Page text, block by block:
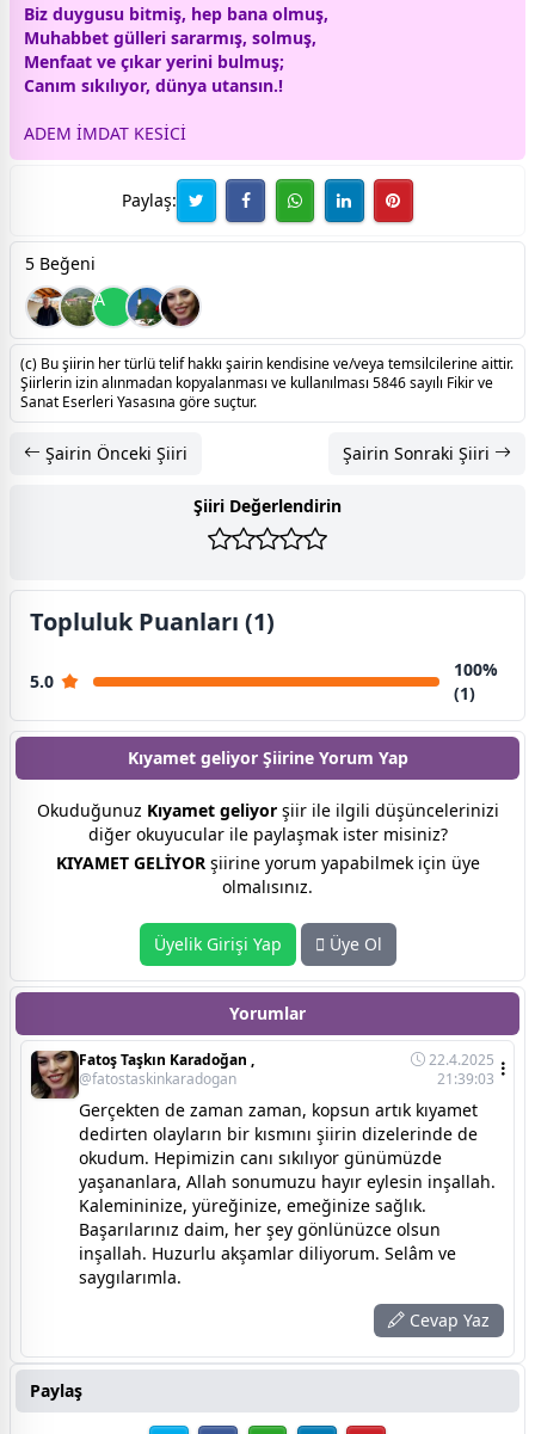
Biz duygusu bitmiş, hep bana olmuş,
Muhabbet gülleri sararmış, solmuş,
Menfaat ve çıkar yerini bulmuş;
Canım sıkılıyor, dünya utansın.!
ADEM İMDAT KESİCİ
Paylaş:
5 Beğeni
A
(c) Bu şiirin her türlü telif hakkı şairin kendisine ve/veya temsilcilerine aittir.
Şiirlerin izin alınmadan kopyalanması ve kullanılması 5846 sayılı Fikir ve
Sanat Eserleri Yasasına göre suçtur.
Şairin Önceki Şiiri Şairin Sonraki Şiiri
Şiiri Değerlendirin
Topluluk Puanları (1)
5.0
100%
(1)
Kıyamet geliyor Şiirine Yorum Yap
Okuduğunuz Kıyamet geliyorşiir ile ilgili düşüncelerinizi
diğer okuyucular ile paylaşmak ister misiniz?
KIYAMET GELİYORşiirine yorum yapabilmek için üye
olmalısınız.
Üyelik Girişi Yap Üye Ol
Yorumlar
Fatoş Taşkın Karadoğan ,
@fatostaskinkaradogan
22.4.2025
21:39:03
Gerçekten de zaman zaman, kopsun artık kıyamet
dedirten olayların bir kısmını şiirin dizelerinde de
okudum. Hepimizin canı sıkılıyor günümüzde
yaşananlara, Allah sonumuzu hayır eylesin inşallah.
Kalemininize, yüreğinize, emeğinize sağlık.
Başarılarınız daim, her şey gönlünüzce olsun
inşallah. Huzurlu akşamlar diliyorum. Selâm ve
saygılarımla.
Cevap Yaz
Paylaş